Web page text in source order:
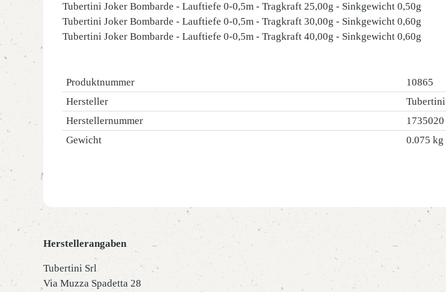
Tubertini Joker Bombarde - Lauftiefe 0-0,5m - Tragkraft 25,00g - Sinkgewicht 0,50g
Tubertini Joker Bombarde - Lauftiefe 0-0,5m - Tragkraft 30,00g - Sinkgewicht 0,60g
Tubertini Joker Bombarde - Lauftiefe 0-0,5m - Tragkraft 40,00g - Sinkgewicht 0,60g
Produktnummer
10865
Hersteller
Tubertini
Herstellernummer
1735020
Gewicht
0.075 kg
Herstellerangaben
Tubertini Srl
Via Muzza Spadetta 28